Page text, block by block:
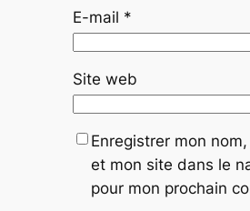
E-mail *
Site web
Enregistrer mon
et mon site dans le
pour mon prochain